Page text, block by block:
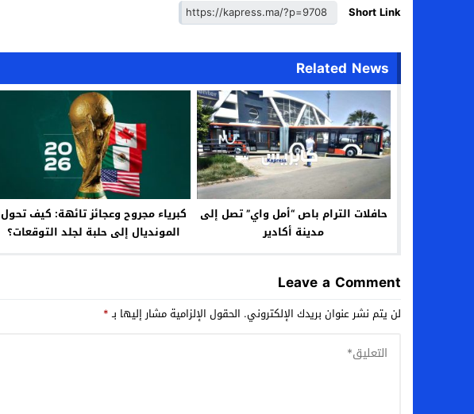
Short Link
Related News
حافلات الترام باص “أمل واي” تصل إلى
مدينة أكادير
كبرياء مجروح وعجائز تائهة: كيف تحول
المونديال إلى حلبة لجلد التوقعات؟
Leave a Comment
لن يتم نشر عنوان بريدك الإلكتروني. الحقول الإلزامية مشار إليها بـ*